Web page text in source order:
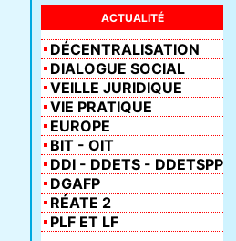
ACTUALITÉ
DÉCENTRALISATION
DIALOGUE SOCIAL
VEILLE JURIDIQUE
VIE PRATIQUE
EUROPE
BIT - OIT
DDI - DDETS - DDETSPP
DGAFP
RÉATE 2
PLF ET LF